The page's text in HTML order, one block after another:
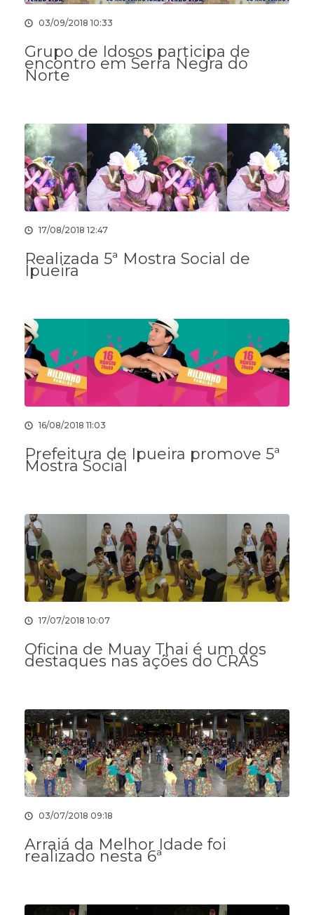
03/09/2018 10:33
Grupo de Idosos participa de
encontro em Serra Negra do
Norte
17/08/2018 12:47
Realizada 5ª Mostra Social de
Ipueira
16/08/2018 11:03
Prefeitura de Ipueira promove 5ª
Mostra Social
17/07/2018 10:07
Oficina de Muay Thai é um dos
destaques nas ações do CRAS
03/07/2018 09:18
Arraiá da Melhor Idade foi
realizado nesta 6ª